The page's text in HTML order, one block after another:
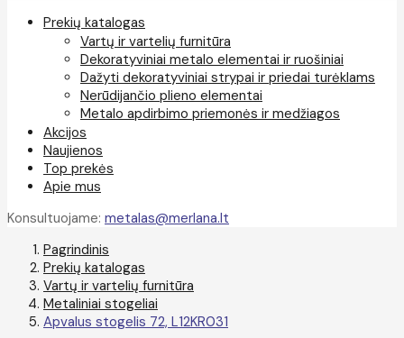
Prekių katalogas
Vartų ir vartelių furnitūra
Dekoratyviniai metalo elementai ir ruošiniai
Dažyti dekoratyviniai strypai ir priedai turėklams
Nerūdijančio plieno elementai
Metalo apdirbimo priemonės ir medžiagos
Akcijos
Naujienos
Top prekės
Apie mus
Konsultuojame: metalas@merlana.lt
Pagrindinis
Prekių katalogas
Vartų ir vartelių furnitūra
Metaliniai stogeliai
Apvalus stogelis 72, L12KR031